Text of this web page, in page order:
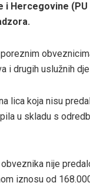
Hercegovine (PU
i drugih uslužnih
lica koja nisu
u skladu s
nije
iznosu od